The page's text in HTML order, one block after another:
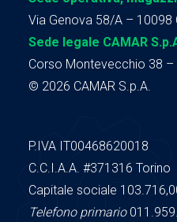
Via Genova 58/A – 10098
Sede legale CAMAR
Corso Montevecchio 38 –
© 2026 CAMAR S.p.A.
P.IVA IT00468620018
C.C.I.A.A. #371316 Torino
Capitale sociale
Telefono primario